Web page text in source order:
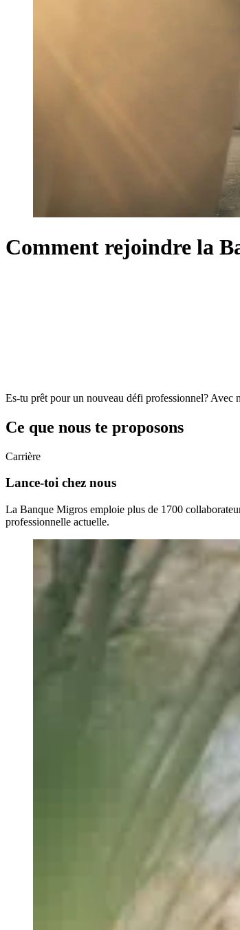
Comment rejoindre la
Es-tu prêt pour un nouveau défi professionnel? Avec
Ce que nous te proposons
Carrière
Lance-toi chez nous
La Banque Migros emploie plus de 1700
professionnelle actuelle.